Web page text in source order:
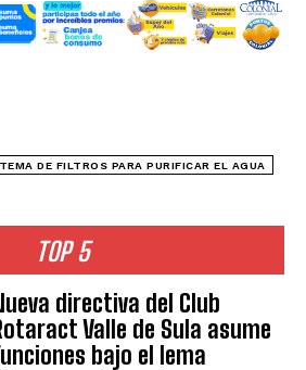
TOP 5
directiva del Club
Valle de Sula asume
bajo el lema
DE FILTROS PARA PURIFICAR EL AGUA